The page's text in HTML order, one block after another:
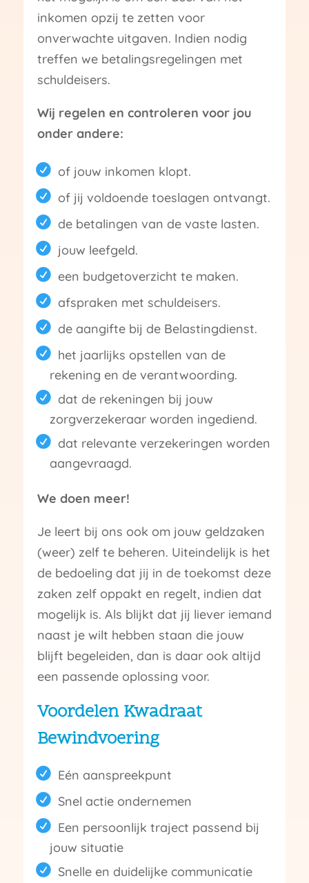
inkomen opzij te zetten voor
onverwachte uitgaven. Indien nodig
treffen we betalingsregelingen met
schuldeisers.
Wij regelen en controleren voor jou
onder andere:
of jouw inkomen klopt.
of jij voldoende toeslagen ontvangt.
de betalingen van de vaste lasten.
jouw leefgeld.
een budgetoverzicht te maken.
afspraken met schuldeisers.
de aangifte bij de Belastingdienst.
het jaarlijks opstellen van de
rekening en de verantwoording.
dat de rekeningen bij jouw
zorgverzekeraar worden ingediend.
dat relevante verzekeringen worden
aangevraagd.
We doen meer!
Je leert bij ons ook om jouw geldzaken
(weer) zelf te beheren. Uiteindelijk is het
de bedoeling dat jij in de toekomst deze
zaken zelf oppakt en regelt, indien dat
mogelijk is. Als blijkt dat jij liever iemand
naast je wilt hebben staan die jouw
blijft begeleiden, dan is daar ook altijd
een passende oplossing voor.
Voordelen Kwadraat
Bewindvoering
Eén aanspreekpunt
Snel actie ondernemen
Een persoonlijk traject passend bij
jouw situatie
Snelle en duidelijke communicatie